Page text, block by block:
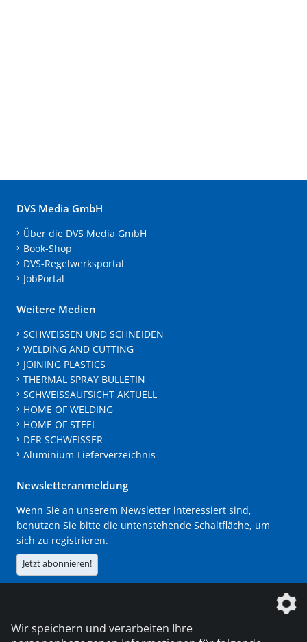
DVS Media GmbH
Über die DVS Media GmbH
Book-Shop
DVS-Regelwerksportal
JobPortal
Weitere Medien
SCHWEISSEN UND SCHNEIDEN
WELDING AND CUTTING
JOINING PLASTICS
THERMAL SPRAY BULLETIN
SCHWEISSAUFSICHT AKTUELL
HOME OF WELDING
HOME OF STEEL
DER SCHWEISSER
Aluminium-Lieferverzeichnis
Newsletteranmeldung
Wenn Sie an unserem Newsletter interessiert sind,
benutzen Sie bitte die untenstehende Schaltfläche, um
sich zu registrieren.
Jetzt abonnieren!
Die DVS Media GmbH ist ein Unternehmen der
Wir speichern und verarbeiten Ihre